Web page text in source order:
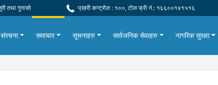
तथा गुनासो प्रहरी कन्ट्रोल : १००, टोल फ्री नं.: १६६००१४१५१६
संरचना समाचार सूचनाहरु सार्वजनिक सेवाहरु नागरिक सुरक्षा